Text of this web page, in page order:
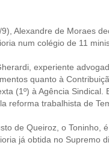
Alexandre de Moraes
num colégio de 11
experiente
quanto à
(1º) à Agência
reforma trabalhista de
de Queiroz, o Toninho,
já obtida no Supremo